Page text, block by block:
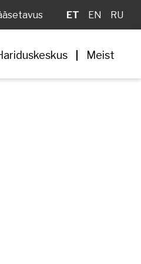
ET EN RU
Meist